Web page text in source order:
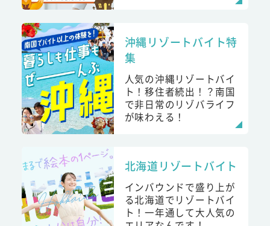
沖縄リゾートバイト特
集
人気の沖縄リゾートバイ
ト！移住者続出！？南国
で非日常のリゾバライフ
が味わえる！
北海道リゾートバイト
インバウンドで盛り上が
る北海道でリゾートバイ
ト！一年通して大人気の